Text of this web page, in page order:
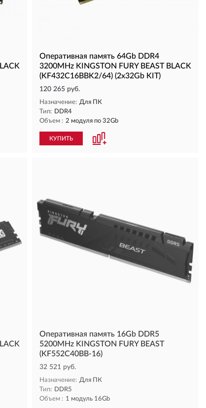
Оперативная память 64Gb DDR4
3200MHz KINGSTON FURY BEAST BLACK
(KF432C16BBK2/64) (2x32Gb KIT)
120 265 руб.
Назначение: Для ПК
Тип: DDR4
Объем : 2 модуля по 32Gb
КУПИТЬ
Оперативная память 16Gb DDR5
5200MHz KINGSTON FURY BEAST
(KF552C40BB-16)
32 521 руб.
Назначение: Для ПК
Тип: DDR5
Объем : 1 модуль 16Gb